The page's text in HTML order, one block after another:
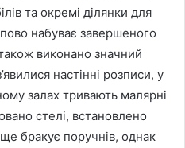
та окремі ділянки для
набуває завершеного
виконано значний
настінні розписи, у
залах тривають малярні
стелі, встановлено
бракує поручнів, однак